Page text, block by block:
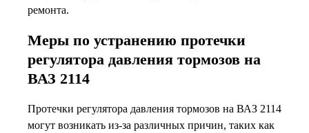
ремонта.
Меры по устранению протечки
регулятора давления тормозов на
ВАЗ 2114
Протечки регулятора давления тормозов на ВАЗ 2114
могут возникать из-за различных причин, таких как